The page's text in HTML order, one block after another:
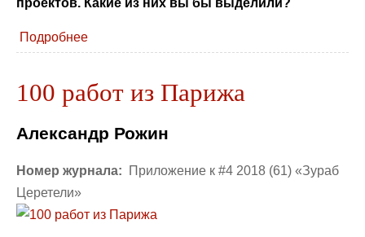
проектов. Какие из них вы бы выделили?
Подробнее
100 работ из Парижа
Александр Рожин
Номер журнала:
Приложение к #4 2018 (61) «Зураб
Церетели»